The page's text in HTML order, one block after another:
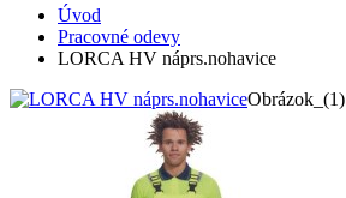
Úvod
Pracovné odevy
LORCA HV náprs.nohavice
Obrázok_(1)